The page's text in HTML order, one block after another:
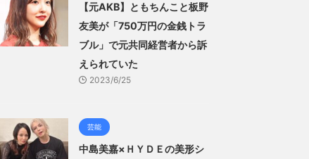
【元AKB】ともちんこと板野
友美が「750万円の金銭トラ
ブル」で元共同経営者から訴
えられていた
2023/6/25
芸能
中島美嘉×ＨＹＤＥの美形シ